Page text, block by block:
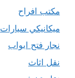
مكتب افراح
ميكانيكي سيارات
نجار فتح ابواب
نقل اثاث